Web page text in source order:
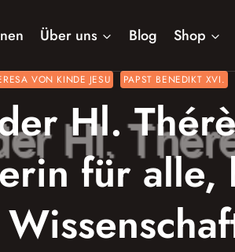
Über uns Blog Shop
VON KINDE JESU PAPST BENEDIKT XVI.
Hl.
für alle,